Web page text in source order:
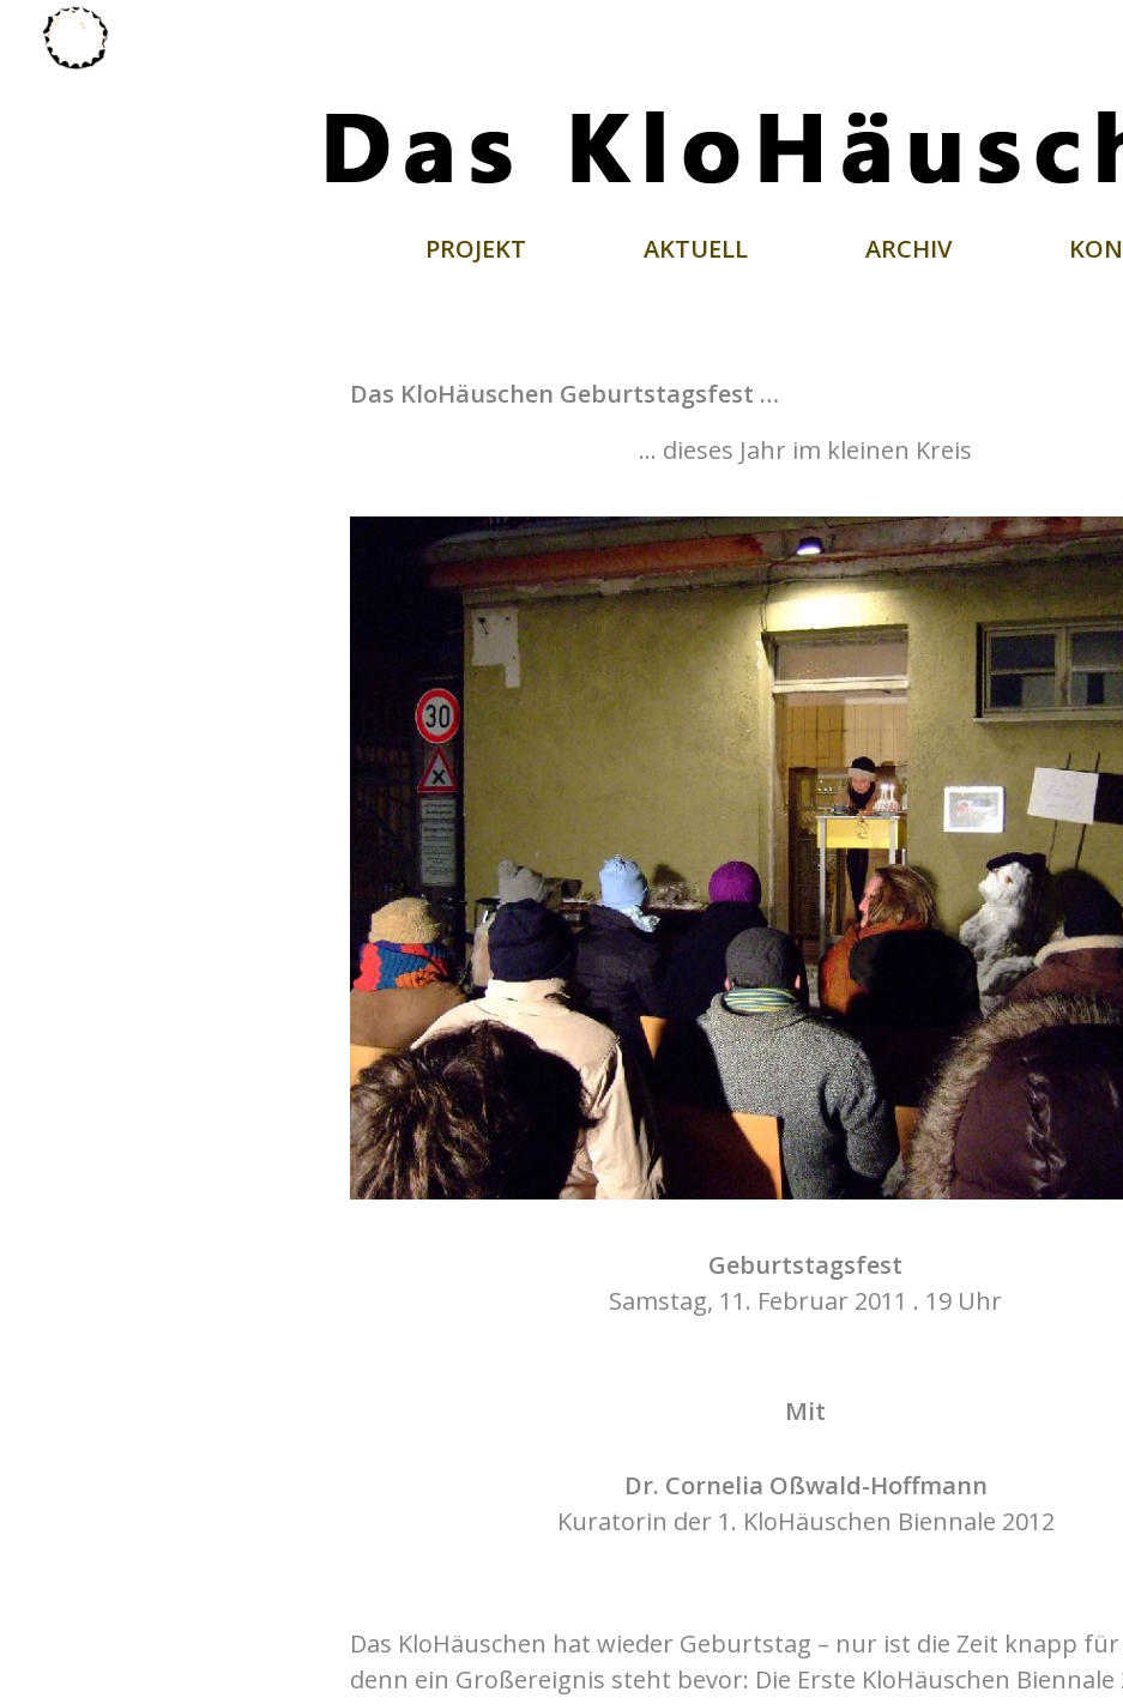
Zum
Inhalt
PROJEKT AKTUELL ARCHIV
Das KloHäuschen Geburtstagsfest …
… dieses Jahr im kleinen Kreis
Geburtstagsfest
Samstag, 11. Februar 2011 . 19 Uhr
Mit
Dr. Cornelia Oßwald-Hoffmann
Kuratorin der 1. KloHäuschen Biennale 2012
Das KloHäuschen hat wieder Geburtstag – nur ist die Zeit knapp
denn ein Großereignis steht bevor: Die Erste KloHäuschen Biennale